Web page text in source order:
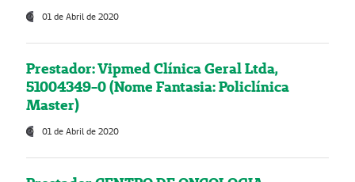
01 de Abril de 2020
Prestador: Vipmed Clínica Geral Ltda,
51004349-0 (Nome Fantasia: Policlínica
Master)
01 de Abril de 2020